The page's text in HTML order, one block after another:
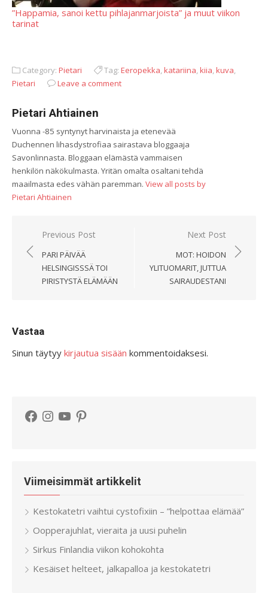
”Happamia, sanoi kettu pihlajanmarjoista” ja muut viikon
tarinat
Category: Pietari Tag: Eeropekka,katariina,kiia,kuva,
Pietari
Leave a comment
Pietari Ahtiainen
Vuonna -85 syntynyt harvinaista ja etenevää
Duchennen lihasdystrofiaa sairastava bloggaaja
Savonlinnasta. Bloggaan elämästä vammaisen
henkilön näkökulmasta. Yritän omalta osaltani tehdä
maailmasta edes vähän paremman. View all posts by
Pietari Ahtiainen
Artikkelien
selaus
Previous Post
PARI PÄIVÄÄ
HELSINGISSSÄ TOI
PIRISTYSTÄ ELÄMÄÄN
Next Post
MOT: HOIDON
YLITUOMARIT, JUTTUA
SAIRAUDESTANI
Vastaa
Sinun täytyy kirjautua sisään kommentoidaksesi.
Facebook
Instagram
YouTubePinterest
Viimeisimmät artikkelit
Kestokatetri vaihtui cystofixiin – ”helpottaa elämää”
Oopperajuhlat, vieraita ja uusi puhelin
Sirkus Finlandia viikon kohokohta
Kesäiset helteet, jalkapalloa ja kestokatetri